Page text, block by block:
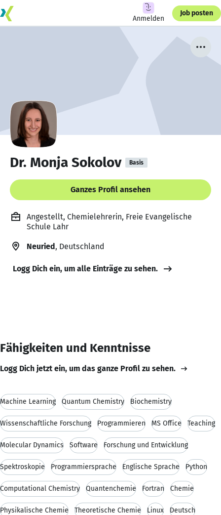
Anmelden
Job posten
Dr. Monja Sokolov Basis
Ganzes Profil ansehen
Angestellt, Chemielehrerin, Freie Evangelische
Schule Lahr
Neuried, Deutschland
Logg Dich ein, um alle Einträge zu sehen.
Fähigkeiten und Kenntnisse
Logg Dich jetzt ein, um das ganze Profil zu sehen.
Machine Learning Quantum Chemistry Biochemistry
Wissenschaftliche Forschung Programmieren MS Office Teaching
Molecular Dynamics Software Forschung und Entwicklung
Spektroskopie Programmiersprache Englische Sprache Python
Computational Chemistry Quantenchemie Fortran Chemie
Physikalische Chemie Theoretische Chemie Linux Deutsch